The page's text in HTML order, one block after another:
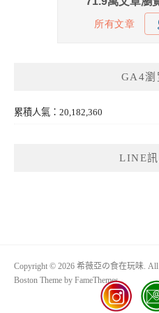
GA4瀏
累積人氣：20,182,360
LINE訊
Copyright © 2026 希薇亞の食在玩味. All
Boston Theme by FameThemes